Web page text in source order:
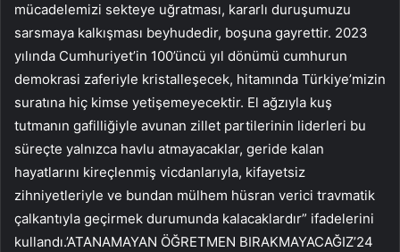
mücadelemizi sekteye uğratması, kararlı duruşumuzu
sarsmaya kalkışması beyhudedir, boşuna gayrettir. 2023
yılında Cumhuriyet’in 100’üncü yıl dönümü cumhurun
demokrasi zaferiyle kristalleşecek, hitamında Türkiye’mizin
suratına hiç kimse yetişemeyecektir. El ağzıyla kuş
tutmanın gafilliğiyle avunan zillet partilerinin liderleri bu
süreçte yalnızca havlu atmayacaklar, geride kalan
hayatlarını kireçlenmiş vicdanlarıyla, kifayetsiz
zihniyetleriyle ve bundan mülhem hüsran verici travmatik
çalkantıyla geçirmek durumunda kalacaklardır” ifadelerini
kullandı.’ATANAMAYAN ÖĞRETMEN BIRAKMAYACAĞIZ’24